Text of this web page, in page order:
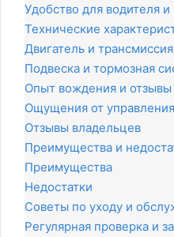
Удобство для водителя
Технические
Двигатель и трансмиссия
Подвеска и тормозная
Опыт вождения и отзывы
Ощущения от управления
Отзывы владельцев
Преимущества и
Преимущества
Недостатки
Советы по уходу и
Регулярная проверка и